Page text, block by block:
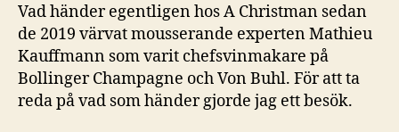
Vad händer egentligen hos A Christman sedan
de 2019 värvat mousserande experten Mathieu
Kauffmann som varit chefsvinmakare på
Bollinger Champagne och Von Buhl. För att ta
reda på vad som händer gjorde jag ett besök.